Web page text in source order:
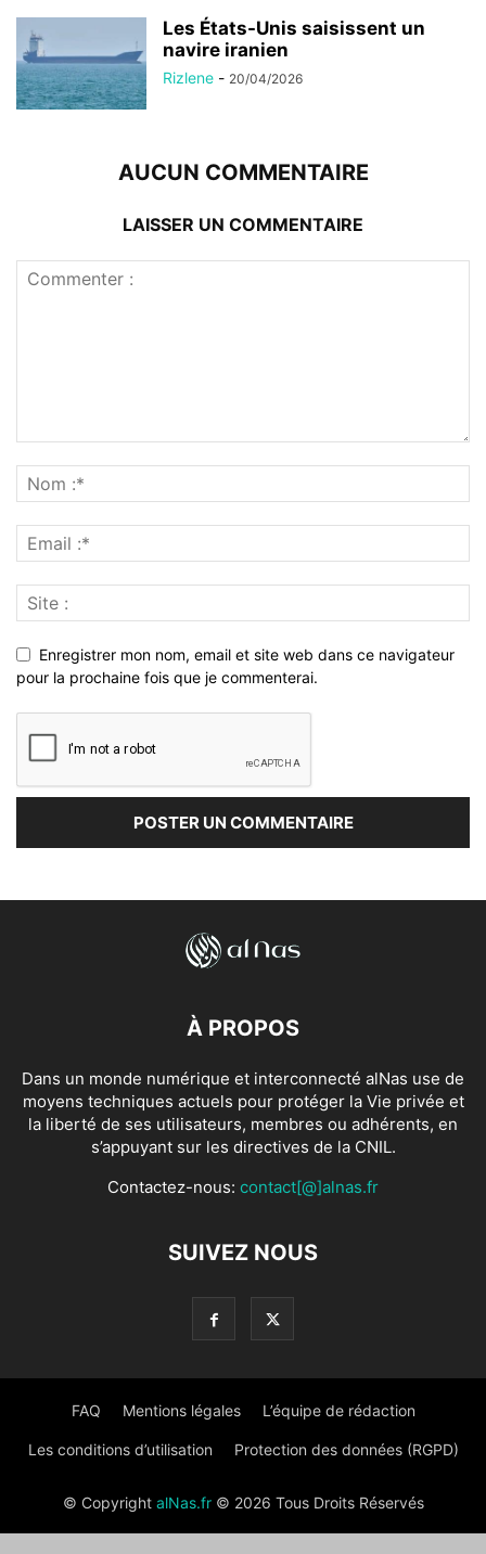
Les États-Unis saisissent un
navire iranien
Rizlene - 20/04/2026
AUCUN COMMENTAIRE
LAISSER UN COMMENTAIRE
Enregistrer mon nom, email et site web dans ce navigateur
pour la prochaine fois que je commenterai.
À PROPOS
Dans un monde numérique et interconnecté alNas use de
moyens techniques actuels pour protéger la Vie privée et
la liberté de ses utilisateurs, membres ou adhérents, en
s’appuyant sur les directives de la CNIL.
Contactez-nous: contact[@]alnas.fr
SUIVEZ NOUS
FAQ Mentions légales L’équipe de rédaction
Les conditions d’utilisation Protection des données (RGPD)
© Copyright alNas.fr© 2026 Tous Droits Réservés